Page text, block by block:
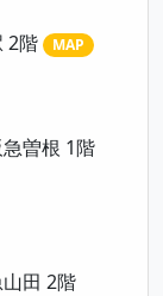
2階
MAP
曽根 1階
田 2階